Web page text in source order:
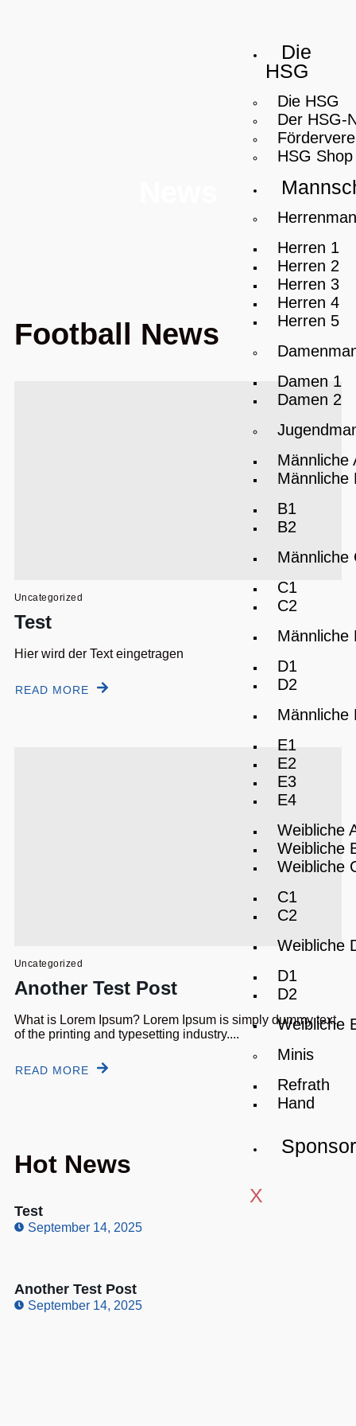
Die
HSG
Die HSG
Der HSG-
HSG Shop
Herren 1
Herren 2
Herren 3
Herren 4
Herren 5
Damen 1
Damen 2
Männliche
Männliche
B1
B2
Männliche
C1
C2
Männliche
D1
D2
Männliche
E1
E2
E3
E4
Weibliche
Weibliche
Weibliche
C1
C2
Weibliche
D1
D2
Weibliche
Minis
Refrath
Hand
X
Football News
Uncategorized
Test
Hier wird der Text eingetragen
READ MORE
Uncategorized
Another Test Post
What is Lorem Ipsum? Lorem Ipsum is simply dummy text
of the printing and typesetting industry....
READ MORE
Hot News
Test
September 14, 2025
Another Test Post
September 14, 2025